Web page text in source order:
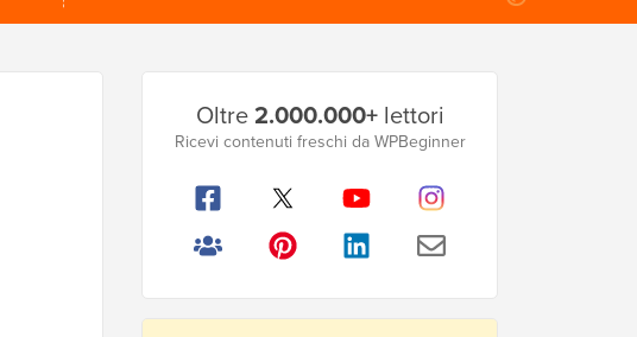
laterale
principale
Oltre2.000.000+lettori
Ricevi contenuti freschi da WPBeginner